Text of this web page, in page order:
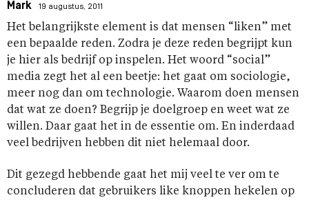
Mark 19 augustus, 2011
Het belangrijkste element is dat mensen “liken” met
een bepaalde reden. Zodra je deze reden begrijpt kun
je hier als bedrijf op inspelen. Het woord “social”
media zegt het al een beetje: het gaat om sociologie,
meer nog dan om technologie. Waarom doen mensen
dat wat ze doen? Begrijp je doelgroep en weet wat ze
willen. Daar gaat het in de essentie om. En inderdaad
veel bedrijven hebben dit niet helemaal door.
Dit gezegd hebbende gaat het mij veel te ver om te
concluderen dat gebruikers like knoppen hekelen op